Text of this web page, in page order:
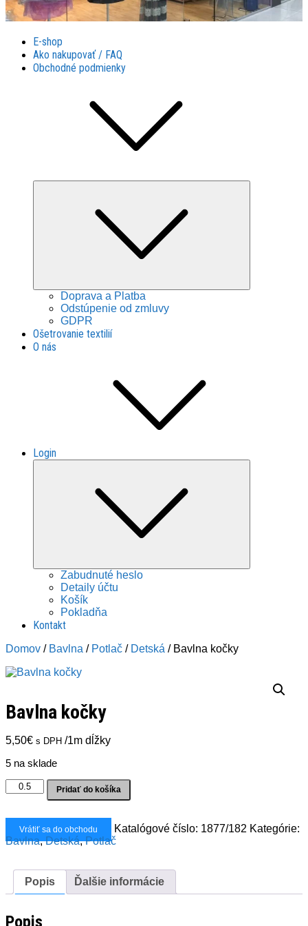
Látky Husár
Látky Husár
E-shop
Ako nakupovať / FAQ
Obchodné podmienky
Doprava a Platba
Odstúpenie od zmluvy
GDPR
Ošetrovanie textilií
O nás
Login
Zabudnuté heslo
Detaily účtu
Košík
Pokladňa
Kontakt
Domov / Bavlna / Potlač / Detská / Bavlna kočky
Bavlna kočky
5,50€ s DPH /1m dĺžky
5 na sklade
množstvo
Bavlna
Pridať do košíka
Vrátiť sa do obchodu Katalógové číslo: 1877/182 Kategórie:
Bavlna,Detská,Potlač
Popis Ďalšie informácie
Popis